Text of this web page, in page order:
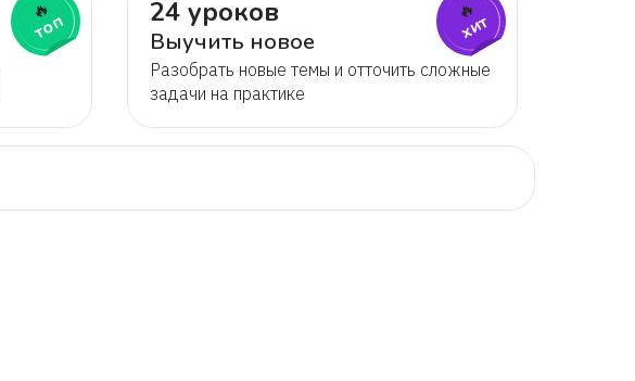
🔥
топ 24 уроков
Выучить новое
Разобрать новые темы и отточить сложные
задачи на практике
🔥
хит